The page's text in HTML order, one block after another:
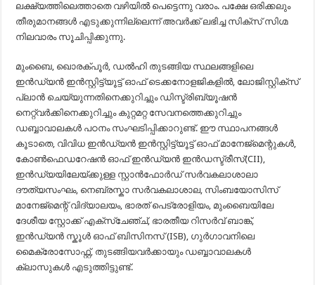
ലക്ഷ്യത്തിലെത്താതെ വഴിയിൽ പെട്ടെന്നു വരാം. പക്ഷേ ഒരിക്കലും
തീരുമാനങ്ങൾ എടുക്കുന്നില്ലെന്ന് അവർക്ക് ലഭിച്ച സിക്സ് സിഗ്മ
നിലവാരം സൂചിപ്പിക്കുന്നു.
മുംബൈ, ഖൊരക്പൂർ, ഡൽഹി തുടങ്ങിയ സ്ഥലങ്ങളിലെ
ഇൻഡ്യൻ ഇൻസ്റ്റിട്ട്യൂട്ട് ഓഫ് ടെക്കനോളജികളിൽ, ലോജിസ്റ്റിക്സ്
പ്ലാൻ ചെയ്യുന്നതിനെക്കുറിച്ചും ഡിസ്ട്രിബ്യൂഷൻ
നെറ്റ്വർക്കിനെക്കുറിച്ചും കുറ്റമറ്റ സേവനത്തെക്കുറിച്ചും
ഡബ്ബാവാലകൾ പഠനം സംഘടിപ്പിക്കാറുണ്ട്. ഈ സ്ഥാപനങ്ങൾ
കൂടാതെ, വിവിധ ഇൻഡ്യൻ ഇൻസ്റ്റിട്ട്യൂട്ട് ഓഫ് മാനേജ്‌മെന്റുകൾ,
കോൺഫെഡറേഷൻ ഓഫ് ഇൻഡ്യൻ ഇൻഡസ്ട്രീസ്(CII),
ഇൻഡ്യയിലേയ്ക്കുള്ള സ്റ്റാൻഫോർഡ് സർ‌വകലാശാലാ
ദൗത്യസംഘം, നെബ്രസ്കാ സർ‌വകലാശാല, സിംബയോസിസ്
മാനേജ്‌മെന്റ് വിദ്യാലയം, ഭാരത് പെട്രോളിയം, മുംബൈയിലേ
ദേശീയ സ്റ്റോക്ക് എക്സ്ചേഞ്ച്, ഭാരതീയ റിസർ‌വ് ബാങ്ക്,
ഇൻഡ്യൻ സ്കൂൾ ഓഫ് ബിസിനസ് (ISB), ഗുർ‌ഗാവനിലെ
മൈക്രോസോഫ്റ്റ്, തുടങ്ങിയവർക്കായും ഡബ്ബാവാലകൾ
ക്ലാസുകൾ എടുത്തിട്ടുണ്ട്.